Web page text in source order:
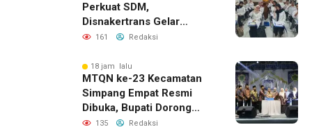
Perkuat SDM,
Disnakertrans Gelar
Pelatihan Desain Grafis
161 Redaksi
18 jam lalu
MTQN ke-23 Kecamatan
Simpang Empat Resmi
Dibuka, Bupati Dorong
Lahirnya Generasi Qur’ani
135 Redaksi